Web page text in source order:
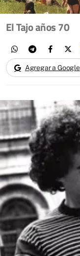
El Tajo años 70
Agregar a Google